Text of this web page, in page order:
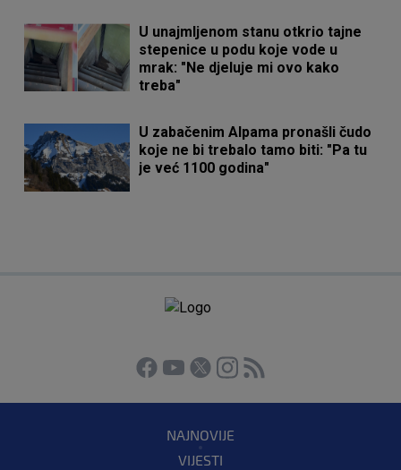
U unajmljenom stanu otkrio tajne
stepenice u podu koje vode u
mrak: "Ne djeluje mi ovo kako
treba"
U zabačenim Alpama pronašli čudo
koje ne bi trebalo tamo biti: "Pa tu
je već 1100 godina"
NAJNOVIJE
VIJESTI